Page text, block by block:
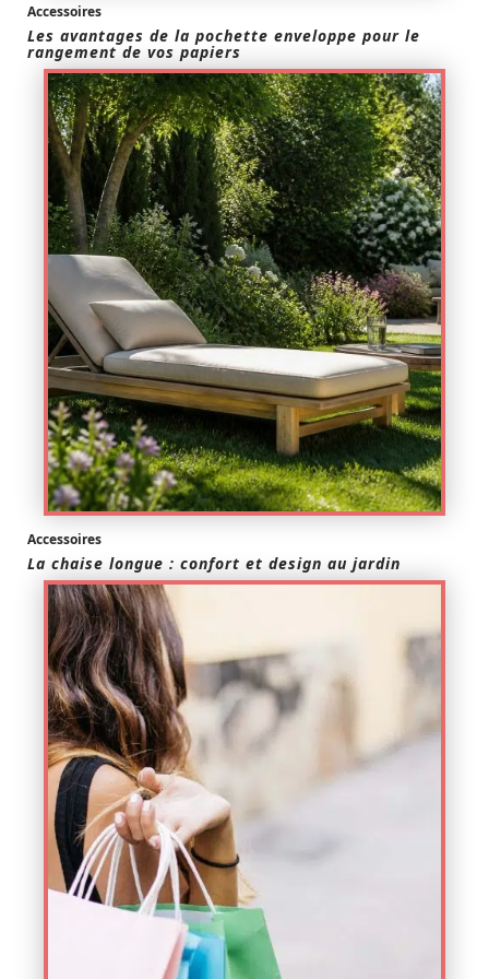
Accessoires
Les avantages de la pochette enveloppe pour le
rangement de vos papiers
Accessoires
La chaise longue : confort et design au jardin